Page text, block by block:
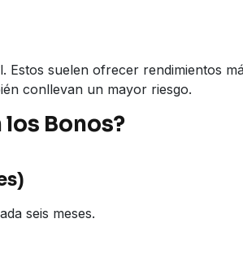
Estos suelen ofrecer rendimientos
conllevan un mayor riesgo.
los Bonos?
seis meses.